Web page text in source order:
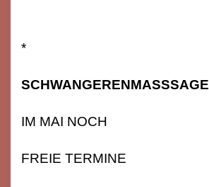
*
SCHWANGERENMASSSAGE
IM MAI NOCH
FREIE TERMINE